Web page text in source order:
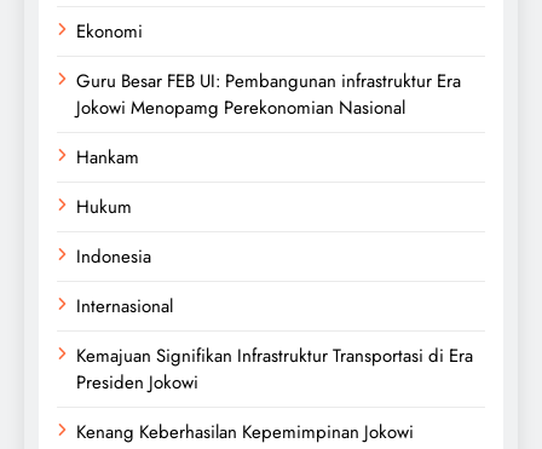
Ekonomi
Guru Besar FEB UI: Pembangunan infrastruktur Era
Jokowi Menopamg Perekonomian Nasional
Hankam
Hukum
Indonesia
Internasional
Kemajuan Signifikan Infrastruktur Transportasi di Era
Presiden Jokowi
Kenang Keberhasilan Kepemimpinan Jokowi